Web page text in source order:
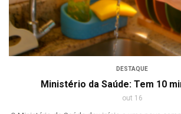
DESTAQUE
Ministério da Saúde: Tem 10
out 16